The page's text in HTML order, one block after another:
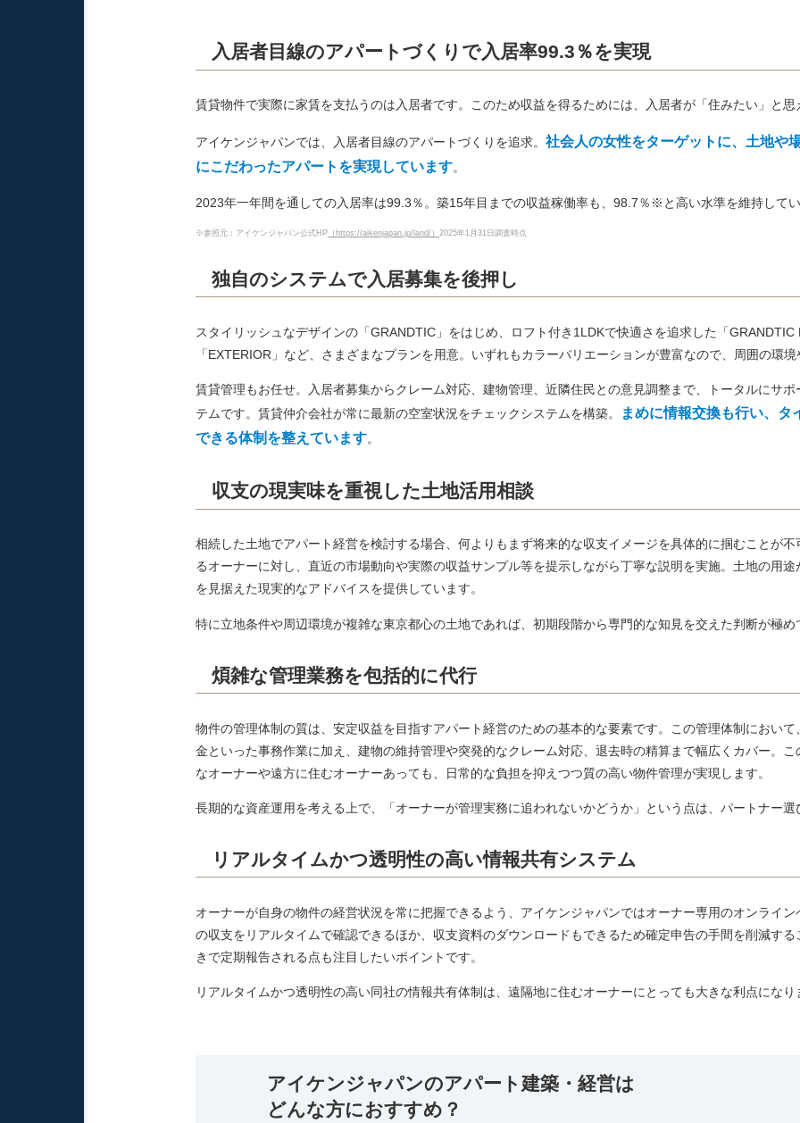
入居者目線のアパートづくりで入居率99.3％を実現
賃貸物件で実際に家賃を支払うのは入居者です。このため収益を得るためには、入居者が「住みたい」と
アイケンジャパンでは、入居者目線のアパートづくりを追求。 社会人の女性をターゲットに、土地や
にこだわったアパートを実現しています。
2023年一年間を通しての入居率は99.3％。築15年目までの収益稼働率も、98.7％※と高い水準を維持して
※参照元：アイケンジャパン公式HP （https://aikenjapan.jp/land/） 2025年1月31日調査時点
独自のシステムで入居募集を後押し
スタイリッシュなデザインの「GRANDTIC」をはじめ、ロフト付き1LDKで快適さを追求した「
「EXTERIOR」など、さまざまなプランを用意。いずれもカラーバリエーションが豊富なので、周囲の環
賃貸管理もお任せ。入居者募集からクレーム対応、建物管理、近隣住民との意見調整まで、トータルにサ
テムです。賃貸仲介会社が常に最新の空室状況をチェックシステムを構築。
まめに情報交換も行い、
できる体制を整えています。
収支の現実味を重視した土地活用相談
相続した土地でアパート経営を検討する場合、何よりもまず将来的な収支イメージを具体的に掴むことが
るオーナーに対し、直近の市場動向や実際の収益サンプル等を提示しながら丁寧な説明を実施。土地の用
を見据えた現実的なアドバイスを提供しています。
特に立地条件や周辺環境が複雑な東京都心の土地であれば、初期段階から専門的な知見を交えた判断が極め
煩雑な管理業務を包括的に代行
物件の管理体制の質は、安定収益を目指すアパート経営のための基本的な要素です。この管理体制におい
金といった事務作業に加え、建物の維持管理や突発的なクレーム対応、退去時の精算まで幅広くカバー。
なオーナーや遠方に住むオーナーあっても、日常的な負担を抑えつつ質の高い物件管理が実現します。
長期的な資産運用を考える上で、「オーナーが管理実務に追われないかどうか」という点は、パートナー
リアルタイムかつ透明性の高い情報共有システム
オーナーが自身の物件の経営状況を常に把握できるよう、アイケンジャパンではオーナー専用のオンライ
の収支をリアルタイムで確認できるほか、収支資料のダウンロードもできるため確定申告の手間を削減す
きで定期報告される点も注目したいポイントです。
リアルタイムかつ透明性の高い同社の情報共有体制は、遠隔地に住むオーナーにとっても大きな利点になり
アイケンジャパンのアパート建築・経営は
どんな方におすすめ？